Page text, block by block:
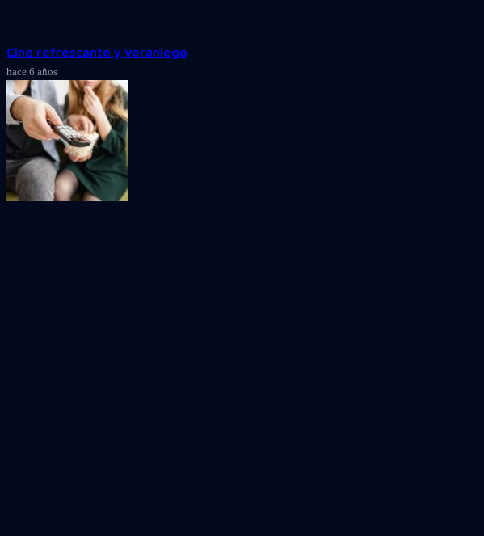
Cine refrescante y veraniego
hace 6 años